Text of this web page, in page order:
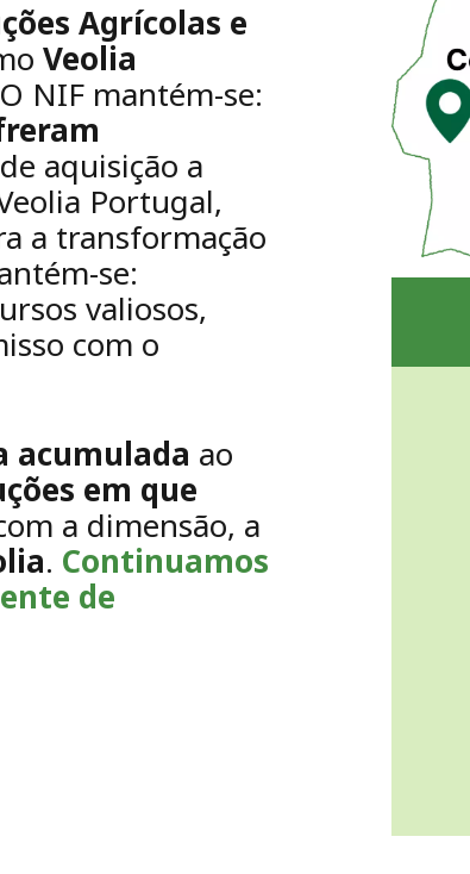
Agrícolas e
Veolia
NIF mantém-se:
aquisição a
Portugal,
a transformação
se:
valiosos,
com o
acumulada ao
em que
a dimensão, a
. Continuamos
de